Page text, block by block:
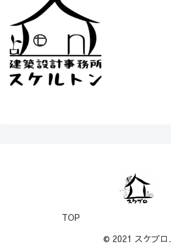
TOP
© 2021 スケブロ.